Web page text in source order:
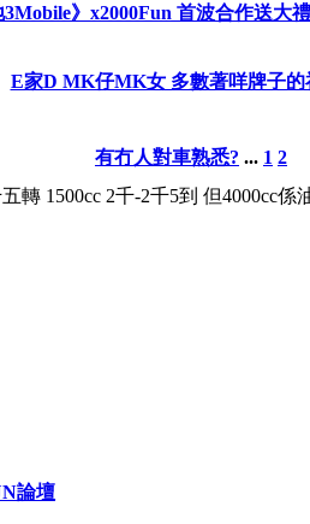
3Mobile》x2000Fun 首波合作送大
E家D MK仔MK女 多數著咩牌子的
有冇人對車熟悉? ... 1 2
轉 1500cc 2千-2千5到 但4000cc
論壇